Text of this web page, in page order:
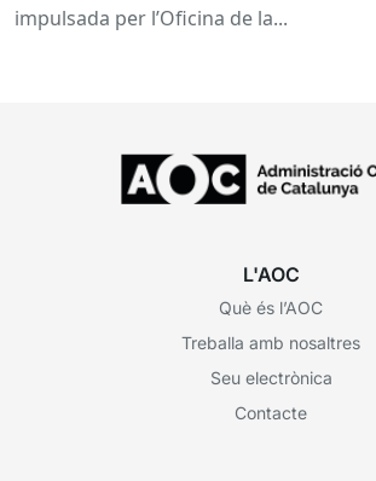
impulsada per l’Oficina de la...
L'AOC
Què és l’AOC
Treballa amb nosaltres
Seu electrònica
Contacte